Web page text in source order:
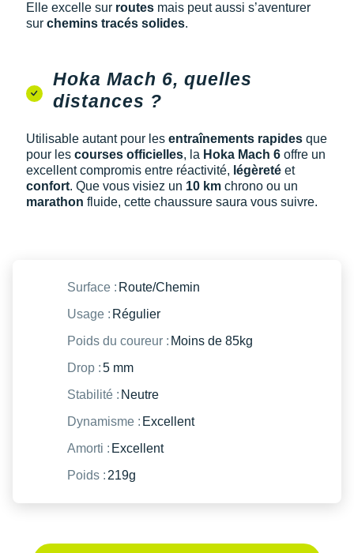
Elle excelle sur routes mais peut aussi s’aventurer
sur chemins tracés solides.
Hoka Mach 6, quelles
distances ?
Utilisable autant pour les entraînements rapides que
pour les courses officielles, la Hoka Mach 6 offre un
excellent compromis entre réactivité, légèreté et
confort. Que vous visiez un 10 km chrono ou un
marathon fluide, cette chaussure saura vous suivre.
Surface : Route/Chemin
Usage : Régulier
Poids du coureur : Moins de 85kg
Drop :5 mm
Stabilité : Neutre
Dynamisme : Excellent
Amorti : Excellent
Poids : 219g